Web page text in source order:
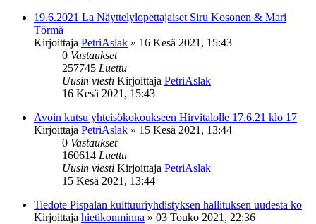
19.6.2021 La Näyttelylopettajaiset Siru Kosonen & Mari
Törmä
Kirjoittaja PetriAslak » 16 Kesä 2021, 15:43
0 Vastaukset
257745 Luettu
Uusin viesti Kirjoittaja PetriAslak
16 Kesä 2021, 15:43
Avoin kutsu yhteisökokoukseen Hirvitalolle 17.6.21 klo 17
Kirjoittaja PetriAslak » 15 Kesä 2021, 13:44
0 Vastaukset
160614 Luettu
Uusin viesti Kirjoittaja PetriAslak
15 Kesä 2021, 13:44
Tiedote Pispalan kulttuuriyhdistyksen hallituksen uudesta ko
Kirjoittaja hietikonminna » 03 Touko 2021, 22:36